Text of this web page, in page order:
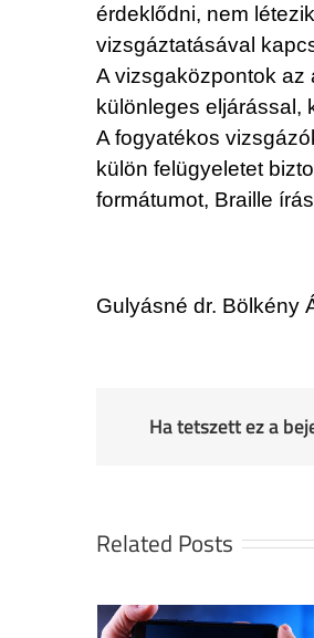
érdeklődni, nem
vizsgáztatásával
A vizsgaközpontok az
különleges eljárással,
A fogyatékos
külön felügyeletet
formátumot, Braille
Gulyásné dr. Bölkény
Ha tetszett ez a
Related Posts